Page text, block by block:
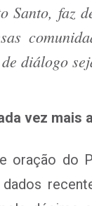
Santo, faz
diálogo
vez mais
oração do